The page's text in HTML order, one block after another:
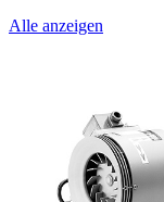
Alle anzeigen